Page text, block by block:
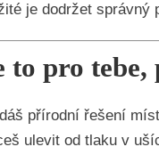
je dodržet správný
to pro
přírodní řešení
ulevit od tlaku v